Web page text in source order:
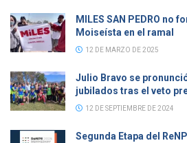
MILES SAN PEDRO no
Moiseísta en el ramal
12 DE MARZO DE 2025
Julio Bravo se
jubilados tras el veto
12 DE SEPTIEMBRE DE 2024
Segunda Etapa del